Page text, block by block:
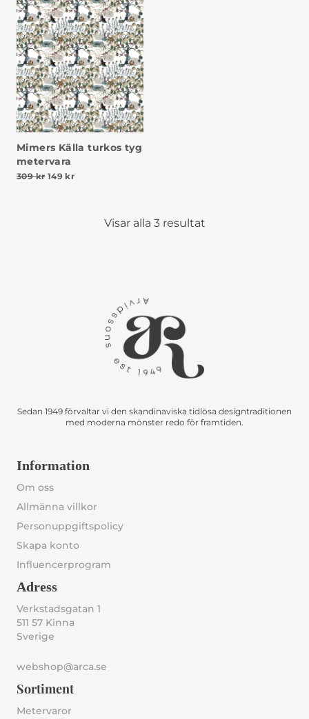
Mimers Källa turkos tyg
metervara
309kr Det ursprungliga priset var: 309 kr.
149 krDet nuvarande priset är: 149 kr.
Visar alla 3 resultat
Sedan 1949 förvaltar vi den skandinaviska tidlösa designtraditionen
med moderna mönster redo för framtiden.
Information
Om oss
Allmänna villkor
Personuppgiftspolicy
Skapa konto
Influencerprogram
Adress
Verkstadsgatan 1
511 57 Kinna
Sverige
webshop@arca.se
Sortiment
Metervaror